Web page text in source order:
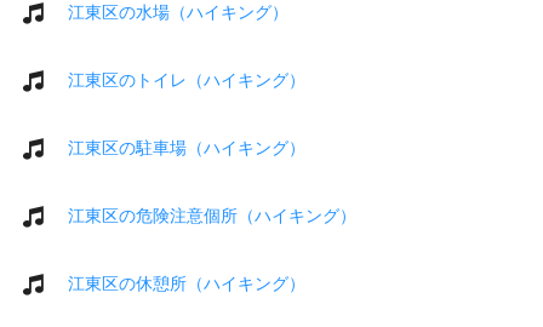
江東区の水場（ハイキング）
江東区のトイレ（ハイキング）
江東区の駐車場（ハイキング）
江東区の危険注意個所（ハイキング）
江東区の休憩所（ハイキング）